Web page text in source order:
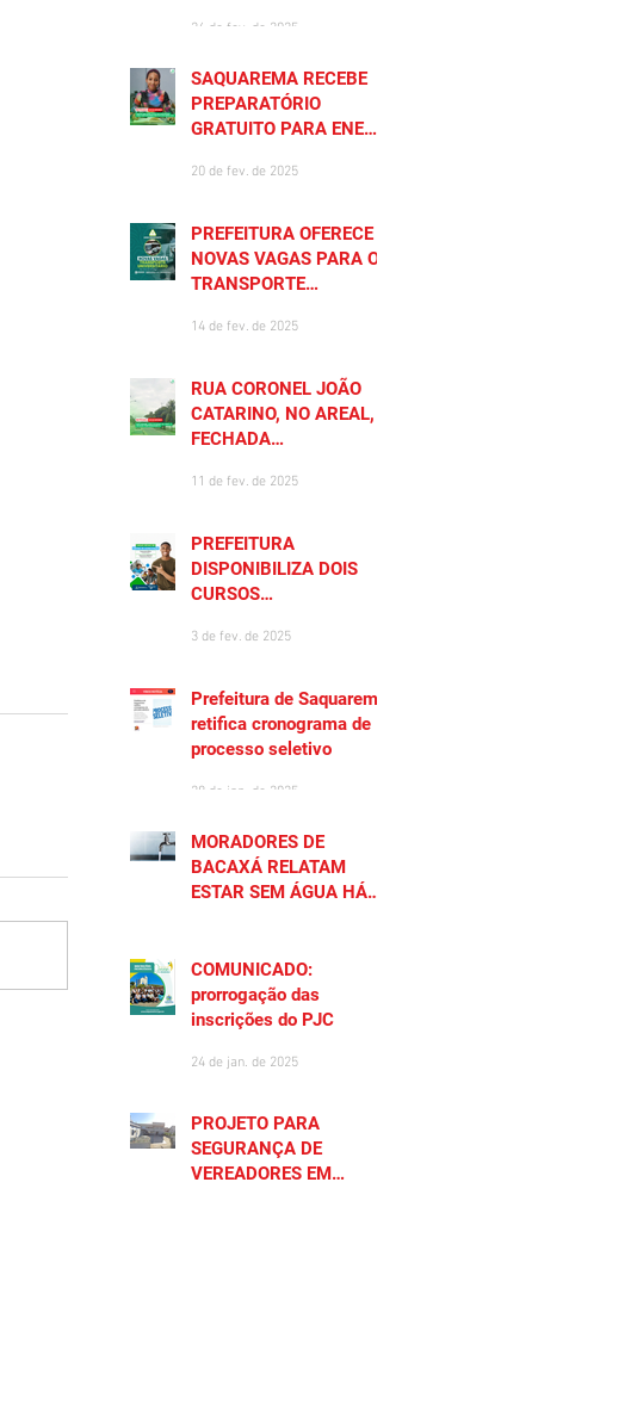
26 de fev. de 2025
SAQUAREMA RECEBE
PREPARATÓRIO
GRATUITO PARA ENEM
20 de fev. de 2025
PREFEITURA OFERECE
NOVAS VAGAS PARA O
TRANSPORTE
14 de fev. de 2025
RUA CORONEL JOÃO
CATARINO, NO AREAL, É
FECHADA
11 de fev. de 2025
PREFEITURA
DISPONIBILIZA DOIS
CURSOS
GRATUITOS PARA
SAQUAREMA
3 de fev. de 2025
Prefeitura de Saquarema
retifica cronograma de
processo seletivo
28 de jan. de 2025
MORADORES DE
BACAXÁ RELATAM
ESTAR SEM ÁGUA HÁ
COMUNICADO:
prorrogação das
inscrições do PJC
24 de jan. de 2025
PROJETO PARA
SEGURANÇA DE
VEREADORES EM